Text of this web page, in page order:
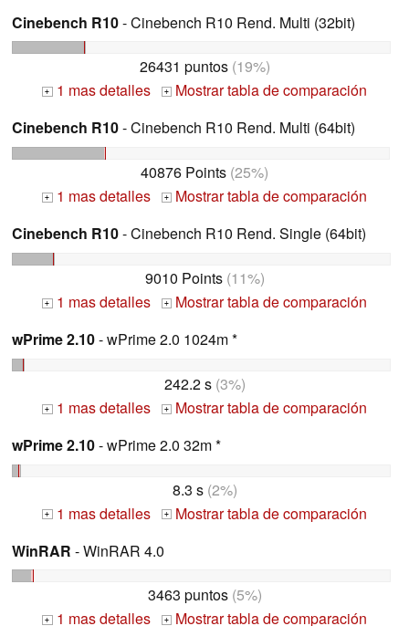
Cinebench R10- Cinebench R10 Rend. Multi (32bit)
26431 puntos(19%)
+ 1 mas detalles +
Mostrar tabla de comparación
Cinebench R10- Cinebench R10 Rend. Multi (64bit)
40876 Points (25%)
+ 1 mas detalles +
Mostrar tabla de comparación
Cinebench R10- Cinebench R10 Rend. Single (64bit)
9010 Points(11%)
+ 1 mas detalles +
Mostrar tabla de comparación
wPrime 2.10- wPrime 2.0 1024m *
242.2 s(3%)
+ 1 mas detalles +
Mostrar tabla de comparación
wPrime 2.10- wPrime 2.0 32m *
8.3 s(2%)
+ 1 mas detalles +
Mostrar tabla de comparación
WinRAR - WinRAR 4.0
3463 puntos(5%)
+ 1 mas detalles +
Mostrar tabla de comparación